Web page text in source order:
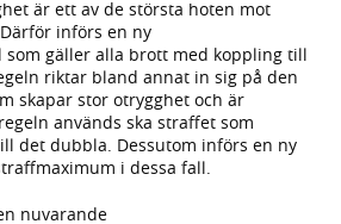
är ett av de största hoten mot
införs en ny
gäller alla brott med koppling till
riktar bland annat in sig på den
skapar stor otrygghet och är
används ska straffet som
det dubbla. Dessutom införs en ny
i dessa fall.
nuvarande